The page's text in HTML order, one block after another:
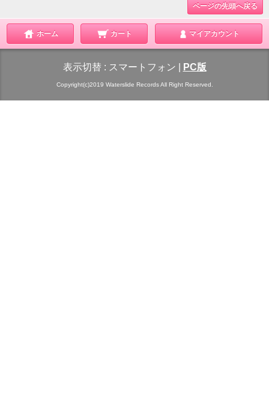
ページの先頭へ戻る
ホーム カート マイアカウント
表示切替 : スマートフォン PC版
Copyright(c)2019 Waterslide Records All Right Reserved.